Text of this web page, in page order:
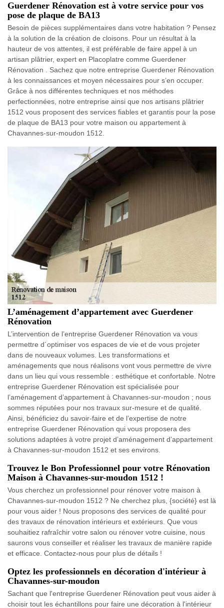
Guerdener Rénovation est à votre service pour vos
pose de plaque de BA13
Besoin de pièces supplémentaires dans votre habitation ? Pensez
à la solution de la création de cloisons. Pour un résultat à la
hauteur de vos attentes, il est préférable de faire appel à un
artisan plâtrier, expert en Placoplatre comme Guerdener
Rénovation . Sachez que notre entreprise Guerdener Rénovation
à les connaissances et moyen nécessaires pour s’en occuper.
Grâce à nos différentes techniques et nos méthodes
perfectionnées, notre entreprise ainsi que nos artisans plâtrier
1512 vous proposent des services fiables et garantis pour la pose
de plaque de BA13 pour votre maison ou appartement à
Chavannes-sur-moudon 1512.
L’aménagement d’appartement avec Guerdener
Rénovation
L’intervention de l’entreprise Guerdener Rénovation va vous
permettre d´optimiser vos espaces de vie et de vous projeter
dans de nouveaux volumes. Les transformations et
aménagements que nous réalisons vont vous permettre de vivre
dans un lieu qui vous ressemble : esthétique et confortable. Notre
entreprise Guerdener Rénovation est spécialisée pour
l’aménagement d’appartement à Chavannes-sur-moudon ; nous
sommes réputées pour nos travaux sur-mesure et de qualité.
Ainsi, bénéficiez du savoir-faire et de l’expertise de notre
entreprise Guerdener Rénovation qui vous proposera des
solutions adaptées à votre projet d’aménagement d’appartement
à Chavannes-sur-moudon 1512 et ses environs.
Trouvez le Bon Professionnel pour votre Rénovation
Maison à Chavannes-sur-moudon 1512 !
Vous cherchez un professionnel pour rénover votre maison à
Chavannes-sur-moudon 1512 ? Ne cherchez plus, {société} est là
pour vous aider ! Nous proposons des services de qualité pour
des travaux de rénovation intérieurs et extérieurs. Que vous
souhaitiez rafraîchir votre salon ou rénover votre cuisine, nous
saurons vous conseiller et réaliser les travaux de manière rapide
et efficace. Contactez-nous pour plus de détails !
Optez les professionnels en décoration d'intérieur à
Chavannes-sur-moudon
Sachant que l'entreprise Guerdener Rénovation peut vous aider à
choisir tout les échantillons pour faire une décoration à l'intérieur